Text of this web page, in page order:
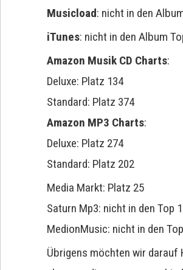
Musicload: nicht in den
iTunes: nicht in den Album
Amazon Musik CD Charts:
Deluxe: Platz 134
Standard: Platz 374
Amazon MP3 Charts:
Deluxe: Platz 274
Standard: Platz 202
Media Markt: Platz 25
Saturn Mp3: nicht in den Top
MedionMusic: nicht in den
Übrigens möchten wir